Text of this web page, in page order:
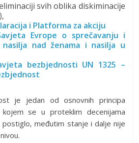
svih oblika diskiminacije
i Platforma za akciju
Evrope o sprečavanju i
nad ženama i nasilja u
bezbjednosti UN 1325 –
je jedan od osnovnih principa
se u proteklim decenijama
postiglo, međutim stanje i dalje nije